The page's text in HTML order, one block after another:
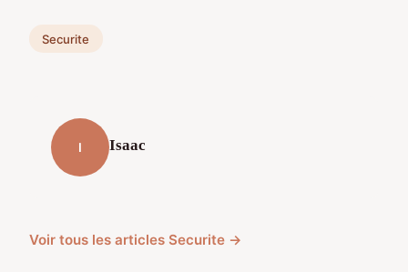
Securite
I Isaac
Voir tous les articles Securite →